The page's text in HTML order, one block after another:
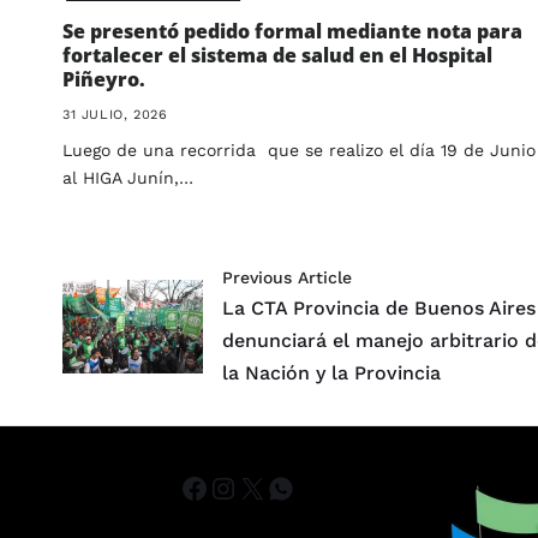
Se presentó pedido formal mediante nota para
fortalecer el sistema de salud en el Hospital
Piñeyro.
31 JULIO, 2026
Luego de una recorrida que se realizo el día 19 de Junio
al HIGA Junín,…
Previous Article
La CTA Provincia de Buenos Aires
denunciará el manejo arbitrario
la Nación y la Provincia